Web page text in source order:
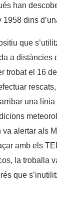
han
1958 dins
que
a distàncies
trobat el 16
una línia
alertar als
amb els
la troballa
que